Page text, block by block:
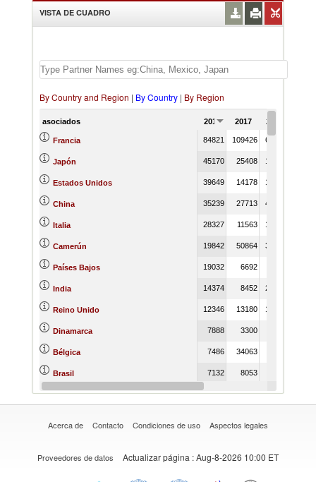
VISTA DE CUADRO
By Country and Region | By Country | By Region
asociados 2016 2017 2018
Francia 84821 109426 65973
Japón 45170 25408 19516
Estados Unidos 39649 14178 13300
China 35239 27713 45423
Italia 28327 11563 13871
Camerún 19842 50864 30986
Países Bajos 19032 6692
India 14374 8452 27257
Reino Unido 12346 13180 12193
Dinamarca 7888 3300
Bélgica 7486 34063
Brasil 7132 8053
Sudáfrica 7106 5477 6386
Acerca de Contacto Condiciones de uso Aspectos legales
Proveedores de datos Actualizar página : Aug-8-2026 10:00 ET